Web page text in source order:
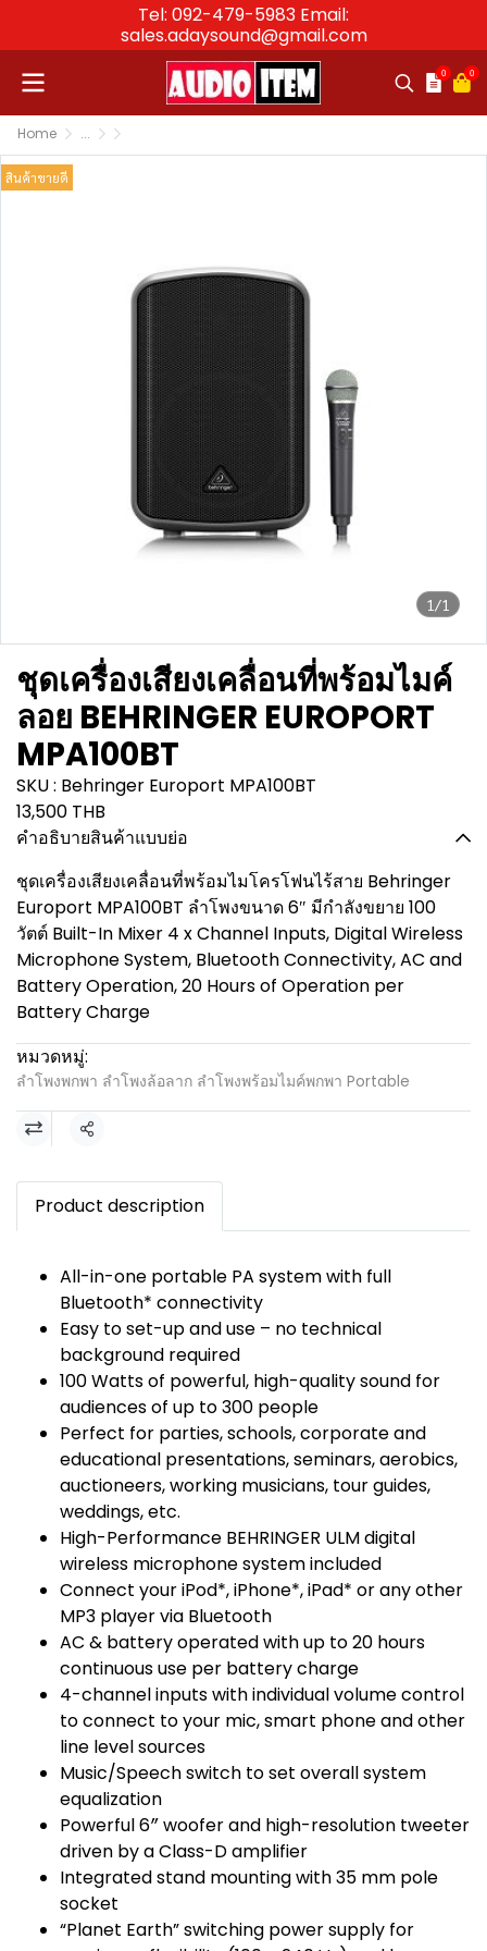
Tel: 092-479-5983 Email:
sales.adaysound@gmail.com
0 0
Home ... ลำโพงพกพา ลำโพงล้อลาก ลำโพงพร้อมไมค์พกพา Portable
1/1
สินค้าขายดี
ชุดเครื่องเสียงเคลื่อนที่พร้อมไมค์
ลอย BEHRINGER EUROPORT
MPA100BT
SKU : Behringer Europort MPA100BT
13,500 THB
คำอธิบายสินค้าแบบย่อ
ชุดเครื่องเสียงเคลื่อนที่พร้อมไมโครโฟนไร้สาย Behringer
Europort MPA100BT ลำโพงขนาด 6″ มีกำลังขยาย 100
วัตต์ Built-In Mixer 4 x Channel Inputs, Digital Wireless
Microphone System, Bluetooth Connectivity, AC and
Battery Operation, 20 Hours of Operation per
Battery Charge
หมวดหมู่:
ลำโพงพกพา ลำโพงล้อลาก ลำโพงพร้อมไมค์พกพา Portable
แชร์
Product description
All-in-one portable PA system with full
Bluetooth* connectivity
Easy to set-up and use – no technical
background required
100 Watts of powerful, high-quality sound for
audiences of up to 300 people
Perfect for parties, schools, corporate and
educational presentations, seminars, aerobics,
auctioneers, working musicians, tour guides,
weddings, etc.
High-Performance BEHRINGER ULM digital
wireless microphone system included
Connect your iPod*, iPhone*, iPad* or any other
MP3 player via Bluetooth
AC & battery operated with up to 20 hours
continuous use per battery charge
4-channel inputs with individual volume control
to connect to your mic, smart phone and other
line level sources
Music/Speech switch to set overall system
equalization
Powerful 6″ woofer and high-resolution tweeter
driven by a Class-D amplifier
Integrated stand mounting with 35 mm pole
socket
“Planet Earth” switching power supply for